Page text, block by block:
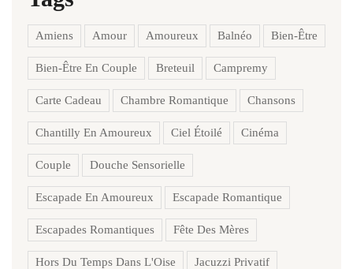
Amiens Amour Amoureux Balnéo Bien-Être
Bien-Être En Couple Breteuil Campremy
Carte Cadeau Chambre Romantique Chansons
Chantilly En Amoureux Ciel Étoilé Cinéma
Couple Douche Sensorielle
Escapade En Amoureux Escapade Romantique
Escapades Romantiques Fête Des Mères
Hors Du Temps Dans L'Oise Jacuzzi Privatif